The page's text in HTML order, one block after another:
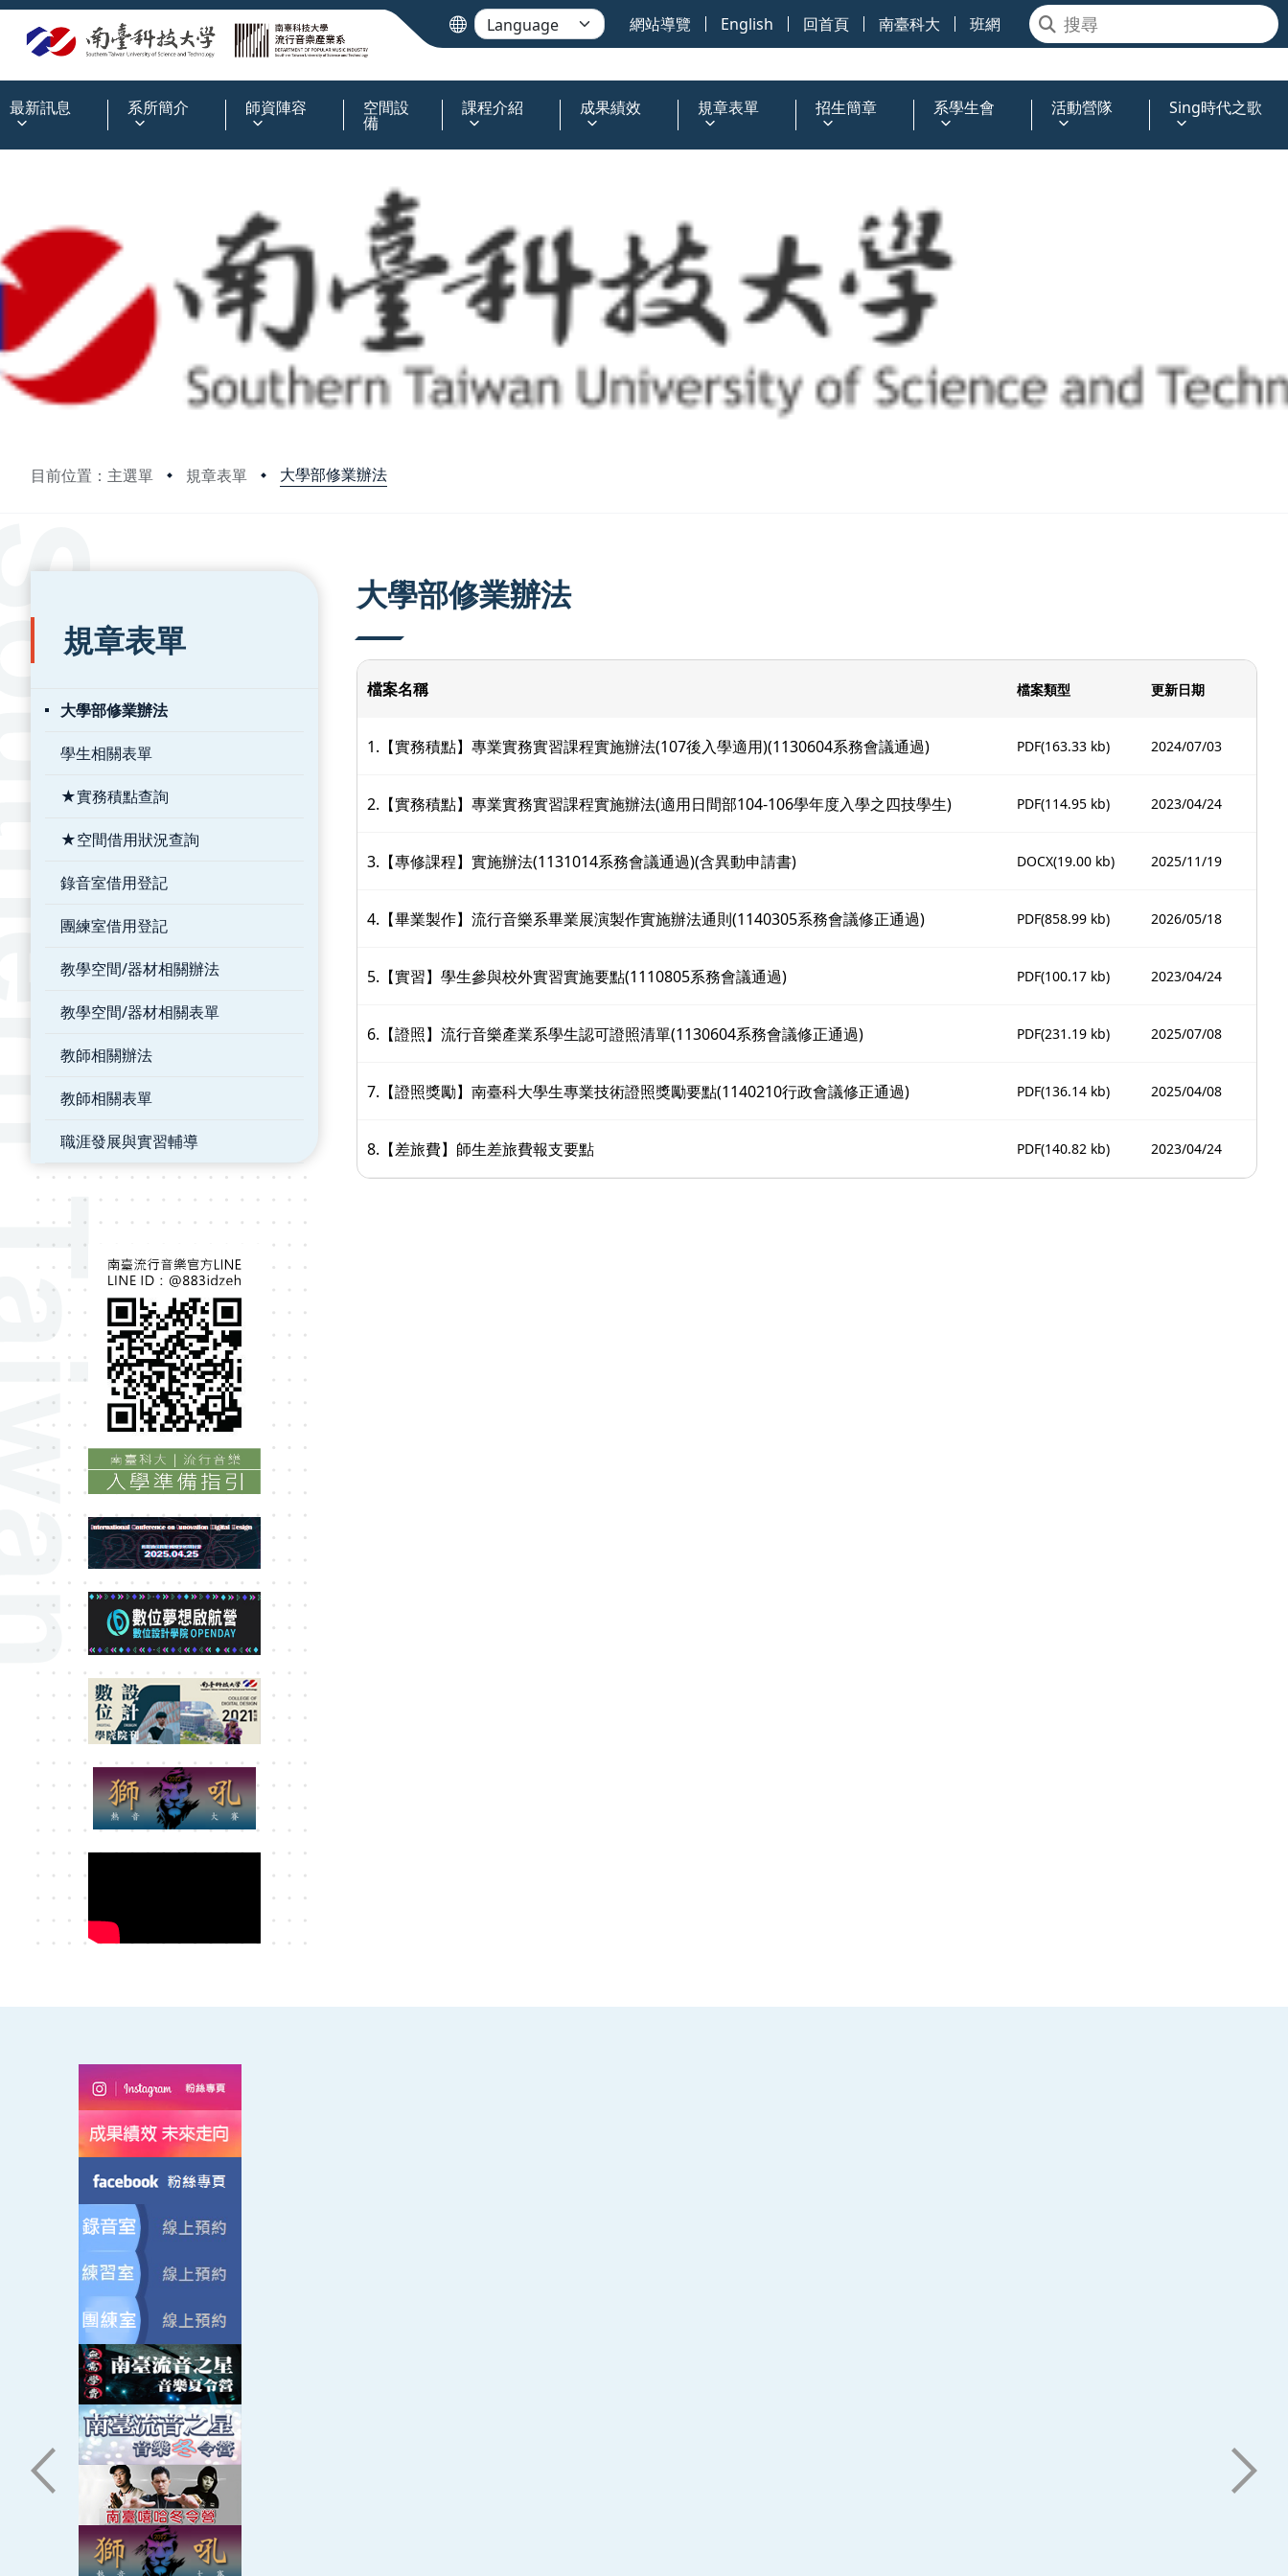
網站導覽 English 回首頁 南臺科大 班網
最新訊息 系所簡介 師資陣容 空間設
備
課程介紹 成果績效 規章表單 招生簡章 系學生會 活動營隊 Sing時代之歌
目前位置：主選單 規章表單 大學部修業辦法
:::
規章表單
大學部修業辦法
學生相關表單
★實務積點查詢
★空間借用狀況查詢
錄音室借用登記
團練室借用登記
教學空間/器材相關辦法
教學空間/器材相關表單
教師相關辦法
教師相關表單
職涯發展與實習輔導
大學部修業辦法
檔案名稱 檔案類型 更新日期
1.【實務積點】專業實務實習課程實施辦法(107後入學適用)(1130604系務會議通過) PDF(163.33 kb) 2024/07/03
2.【實務積點】專業實務實習課程實施辦法(適用日間部104-106學年度入學之四技學生) PDF(114.95 kb) 2023/04/24
3.【專修課程】實施辦法(1131014系務會議通過)(含異動申請書) DOCX(19.00 kb) 2025/11/19
4.【畢業製作】流行音樂系畢業展演製作實施辦法通則(1140305系務會議修正通過) PDF(858.99 kb) 2026/05/18
5.【實習】學生參與校外實習實施要點(1110805系務會議通過) PDF(100.17 kb) 2023/04/24
6.【證照】流行音樂產業系學生認可證照清單(1130604系務會議修正通過) PDF(231.19 kb) 2025/07/08
7.【證照獎勵】南臺科大學生專業技術證照獎勵要點(1140210行政會議修正通過) PDF(136.14 kb) 2025/04/08
8.【差旅費】師生差旅費報支要點 PDF(140.82 kb) 2023/04/24